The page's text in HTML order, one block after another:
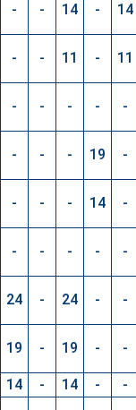
- - 14 - 14
- - 11 - 11
- - - - -
- - - 19 -
- - - 14 -
- - - - -
24 - 24 - -
19 - 19 - -
14 - 14 - -